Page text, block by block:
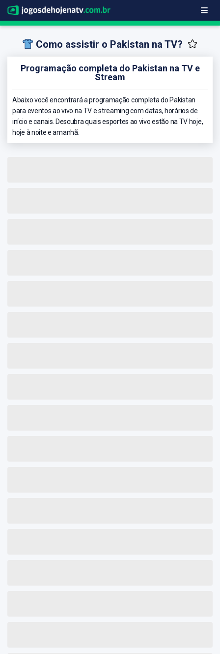
Como assistir o Pakistan na TV?
Programação completa do Pakistan na TV e
Stream
Abaixo você encontrará a programação completa do Pakistan
para eventos ao vivo na TV e streaming com datas, horários de
início e canais. Descubra quais esportes ao vivo estão na TV hoje,
hoje à noite e amanhã.